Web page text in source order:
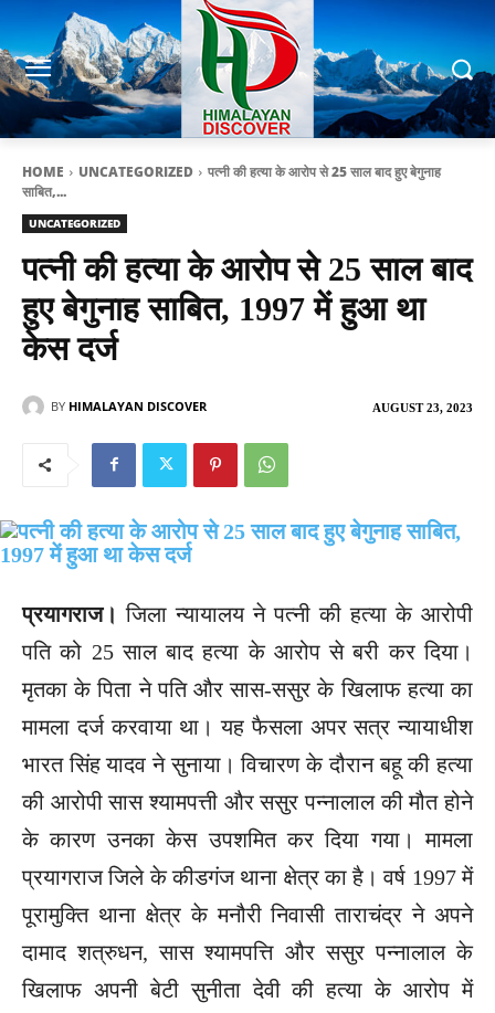
HOME UNCATEGORIZED
पत्नी की हत्या के आरोप से 25 साल बाद हुए बेगुनाह
साबित,...
UNCATEGORIZED
पत्नी की हत्या के आरोप से 25 साल बाद
हुए बेगुनाह साबित, 1997 में हुआ था
केस दर्ज
AUGUST 23, 2023
BY HIMALAYAN DISCOVER
प्रयागराज। जिला न्यायालय ने पत्नी की हत्या के आरोपी
पति को 25 साल बाद हत्या के आरोप से बरी कर दिया।
मृतका के पिता ने पति और सास-ससुर के खिलाफ हत्या का
मामला दर्ज करवाया था। यह फैसला अपर सत्र न्यायाधीश
भारत सिंह यादव ने सुनाया। विचारण के दौरान बहू की हत्या
की आरोपी सास श्यामपत्ती और ससुर पन्नालाल की मौत होने
के कारण उनका केस उपशमित कर दिया गया। मामला
प्रयागराज जिले के कीडगंज थाना क्षेत्र का है। वर्ष 1997 में
पूरामुक्ति थाना क्षेत्र के मनौरी निवासी ताराचंद्र ने अपने
दामाद शत्रुधन, सास श्यामपत्ति और ससुर पन्नालाल के
खिलाफ अपनी बेटी सुनीता देवी की हत्या के आरोप में